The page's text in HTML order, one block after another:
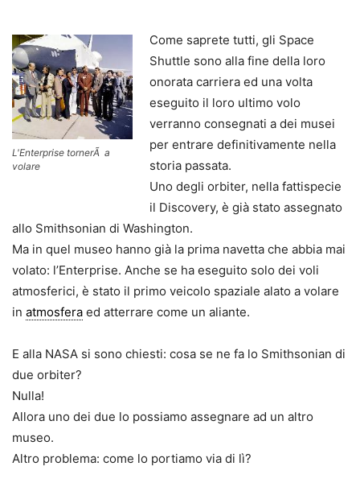
L'Enterprise tornerÃ a
volare
Come saprete tutti, gli Space
Shuttle sono alla fine della loro
onorata carriera ed una volta
eseguito il loro ultimo volo
verranno consegnati a dei musei
per entrare definitivamente nella
storia passata.
Uno degli orbiter, nella fattispecie
il Discovery, è già stato assegnato
allo Smithsonian di Washington.
Ma in quel museo hanno già la prima navetta che abbia mai
volato: l’Enterprise. Anche se ha eseguito solo dei voli
atmosferici, è stato il primo veicolo spaziale alato a volare
in atmosfera ed atterrare come un aliante.
E alla NASA si sono chiesti: cosa se ne fa lo Smithsonian di
due orbiter?
Nulla!
Allora uno dei due lo possiamo assegnare ad un altro
museo.
Altro problema: come lo portiamo via di lì?